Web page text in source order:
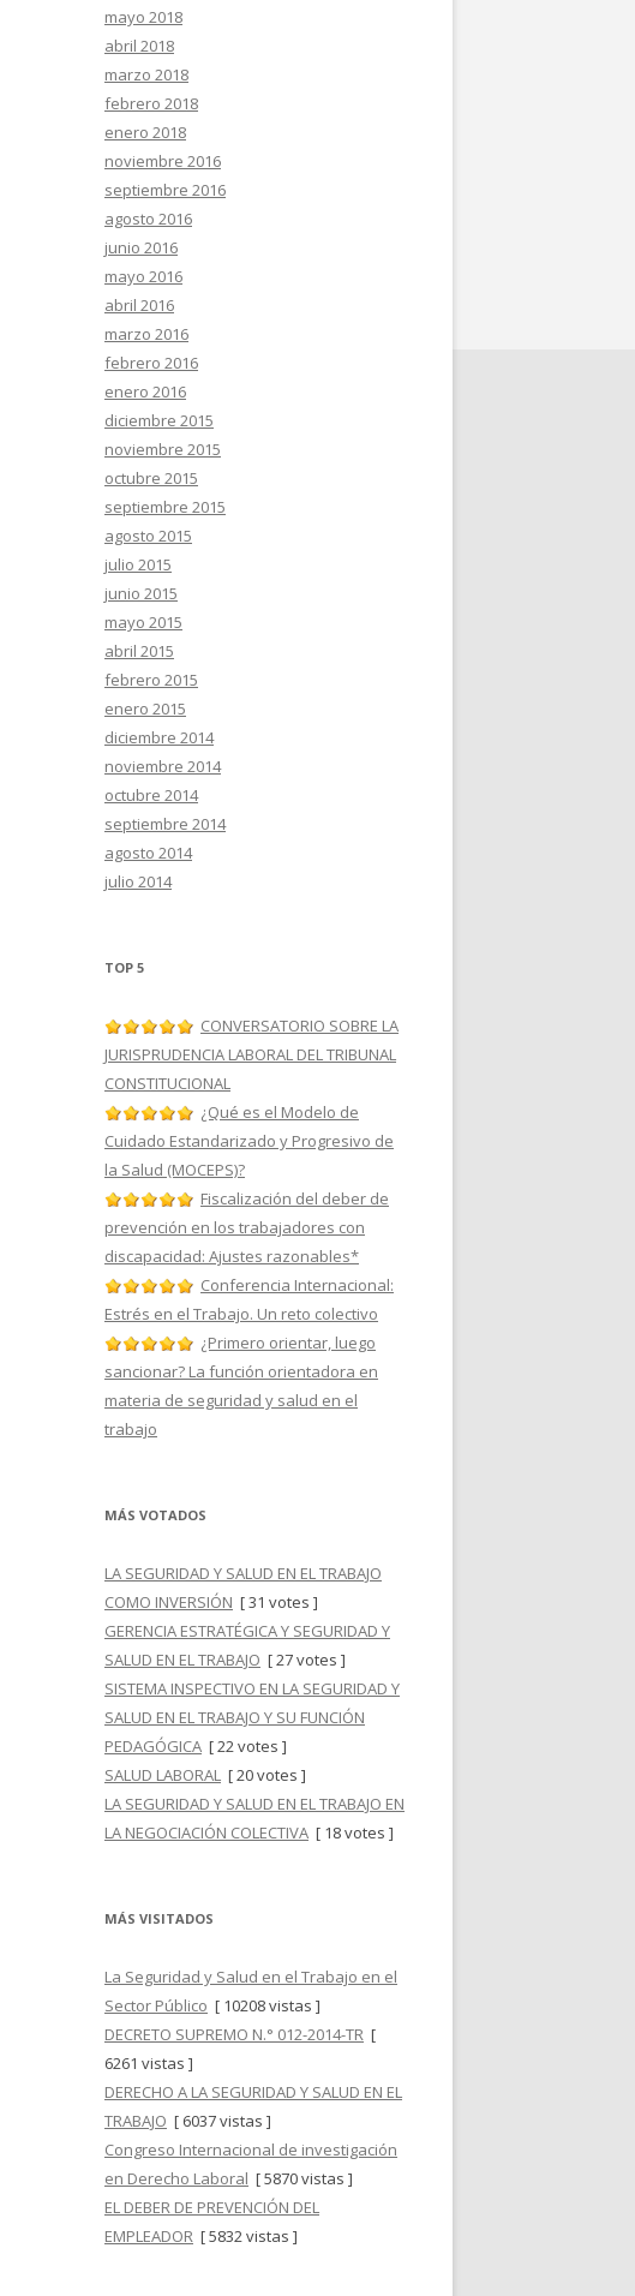
mayo 2018
abril 2018
marzo 2018
febrero 2018
enero 2018
noviembre 2016
septiembre 2016
agosto 2016
junio 2016
mayo 2016
abril 2016
marzo 2016
febrero 2016
enero 2016
diciembre 2015
noviembre 2015
octubre 2015
septiembre 2015
agosto 2015
julio 2015
junio 2015
mayo 2015
abril 2015
febrero 2015
enero 2015
diciembre 2014
noviembre 2014
octubre 2014
septiembre 2014
agosto 2014
julio 2014
TOP 5
CONVERSATORIO SOBRE LA
JURISPRUDENCIA LABORAL DEL TRIBUNAL
CONSTITUCIONAL
¿Qué es el Modelo de
Cuidado Estandarizado y Progresivo de
la Salud (MOCEPS)?
Fiscalización del deber de
prevención en los trabajadores con
discapacidad: Ajustes razonables*
Conferencia Internacional:
Estrés en el Trabajo. Un reto colectivo
¿Primero orientar, luego
sancionar? La función orientadora en
materia de seguridad y salud en el
trabajo
MÁS VOTADOS
LA SEGURIDAD Y SALUD EN EL TRABAJO
COMO INVERSIÓN [ 31 votes ]
GERENCIA ESTRATÉGICA Y SEGURIDAD Y
SALUD EN EL TRABAJO [ 27 votes ]
SISTEMA INSPECTIVO EN LA SEGURIDAD Y
SALUD EN EL TRABAJO Y SU FUNCIÓN
PEDAGÓGICA [ 22 votes ]
SALUD LABORAL [ 20 votes ]
LA SEGURIDAD Y SALUD EN EL TRABAJO EN
LA NEGOCIACIÓN COLECTIVA [ 18 votes ]
MÁS VISITADOS
La Seguridad y Salud en el Trabajo en el
Sector Público [ 10208 vistas ]
DECRETO SUPREMO N.° 012-2014-TR [
6261 vistas ]
DERECHO A LA SEGURIDAD Y SALUD EN EL
TRABAJO [ 6037 vistas ]
Congreso Internacional de investigación
en Derecho Laboral [ 5870 vistas ]
EL DEBER DE PREVENCIÓN DEL
EMPLEADOR [ 5832 vistas ]